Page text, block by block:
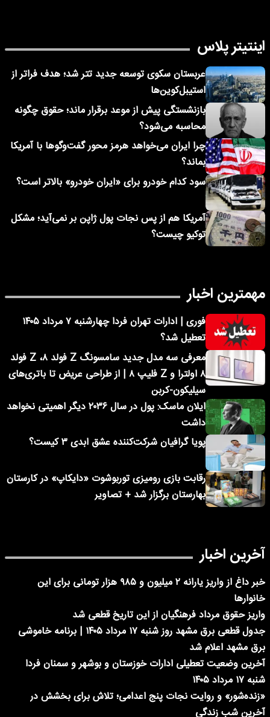
اینتیتر پلاس
عربستان سکوی توسعه جدید تتر شد؛ هدف فراتر از
استیبل‌کوین‌ها
بازنشستگی پیش از موعد برقرار ماند؛ حقوق چگونه
محاسبه می‌شود؟
چرا ایران می‌خواهد هرمز محور گفت‌وگوها با آمریکا
بماند؟
سود کدام خودرو برای «ایران خودرو» بالاتر است؟
آمریکا هم از پس نجات پول ژاپن بر نمی‌آید؛ مشکل
توکیو چیست؟
مهمترین اخبار
فوری | ادارات تهران فردا چهارشنبه ۷ مرداد ۱۴۰۵
تعطیل شد؟
معرفی سه مدل جدید سامسونگ Z فولد ۸، Z فولد
۸ اولترا و Z فلیپ ۸ | از طراحی عریض تا باتری‌های
سیلیکون-کربن
ایلان ماسک: پول در سال ۲۰۳۶ دیگر اهمیتی نخواهد
داشت
پویا گرافیان شرکت‌کننده عشق ابدی ۳ کیست؟
رقابت بازی رومیزی توربوشوت «دایکاپ» در کارستان
بهارستان برگزار شد + تصاویر
آخرین اخبار
خبر داغ از واریز یارانه ۲ میلیون و ۹۸۵ هزار تومانی برای این
خانوارها
واریز حقوق مرداد فرهنگیان از این تاریخ قطعی شد
جدول قطعی برق مشهد روز شنبه ۱۷ مرداد ۱۴۰۵ | برنامه خاموشی
برق مشهد اعلام شد
آخرین وضعیت تعطیلی ادارات خوزستان و بوشهر و سمنان فردا
شنبه ۱۷ مرداد ۱۴۰۵
«زنده‌شور» و روایت نجات پنج اعدامی؛ تلاش برای بخشش در
آخرین شب زندگی